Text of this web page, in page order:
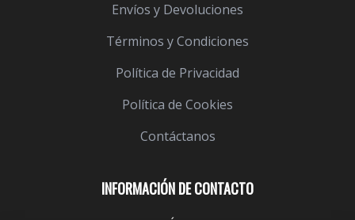
INFORMACIÓN DE CONTACTO
Envíos y Devoluciones
Términos y Condiciones
Política de Privacidad
Política de Cookies
Contáctanos